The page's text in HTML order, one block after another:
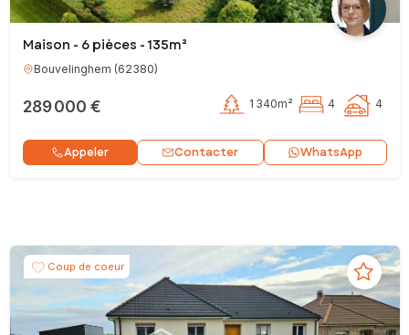
Maison - 6 pièces - 135m²
Bouvelinghem (62380)
289 000 € 1 340m² 4 4
Appeler Contacter WhatsApp
Coup de coeur